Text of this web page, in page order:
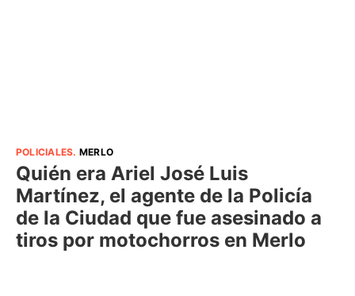
POLICIALES. MERLO
Quién era Ariel José Luis
Martínez, el agente de la Policía
de la Ciudad que fue asesinado a
tiros por motochorros en Merlo